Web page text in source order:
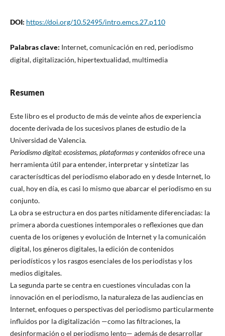
DOI: https://doi.org/10.52495/intro.emcs.27.p110
Palabras clave: Internet, comunicación en red, periodismo
digital, digitalización, hipertextualidad, multimedia
Resumen
Este libro es el producto de más de veinte años de experiencia
docente derivada de los sucesivos planes de estudio de la
Universidad de Valencia.
Periodismo digital: ecosistemas, plataformas y contenidosofrece una
herramienta útil para entender, interpretar y sintetizar las
caracterísdticas del periodismo elaborado en y desde Internet, lo
cual, hoy en día, es casi lo mismo que abarcar el periodismo en su
conjunto.
La obra se estructura en dos partes nítidamente diferenciadas: la
primera aborda cuestiones intemporales o reflexiones que dan
cuenta de los orígenes y evolución de Internet y la comunicaión
digital, los géneros digitales, la edición de contenidos
periodísticos y los rasgos esenciales de los periodistas y los
medios digitales.
La segunda parte se centra en cuestiones vinculadas con la
innovación en el periodismo, la naturaleza de las audiencias en
Internet, enfoques o perspectivas del periodismo particularmente
influidos por la digitalización —como las filtraciones, la
desinformación o el periodismo lento— además de desarrollar